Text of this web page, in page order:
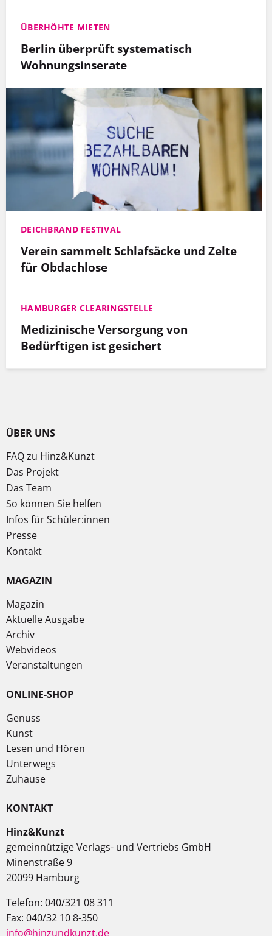
ÜBERHÖHTE MIETEN
Berlin überprüft systematisch
Wohnungsinserate
DEICHBRAND FESTIVAL
Verein sammelt Schlafsäcke und Zelte
für Obdachlose
HAMBURGER CLEARINGSTELLE
Medizinische Versorgung von
Bedürftigen ist gesichert
ÜBER UNS
FAQ zu Hinz&Kunzt
Das Projekt
Das Team
So können Sie helfen
Infos für Schüler:innen
Presse
Kontakt
MAGAZIN
Magazin
Aktuelle Ausgabe
Archiv
Webvideos
Veranstaltungen
ONLINE-SHOP
Genuss
Kunst
Lesen und Hören
Unterwegs
Zuhause
KONTAKT
Hinz&Kunzt
gemeinnützige Verlags- und Vertriebs GmbH
Minenstraße 9
20099 Hamburg
Telefon: 040/321 08 311
Fax: 040/32 10 8-350
info@hinzundkunzt.de